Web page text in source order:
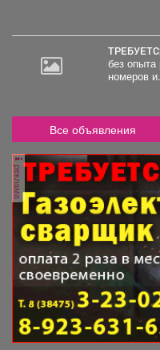
без
номеров
Все объявления
реклама